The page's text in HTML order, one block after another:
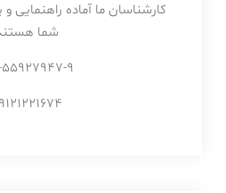
کارشناسان ما آماده راهنمایی
شما
55927947-9